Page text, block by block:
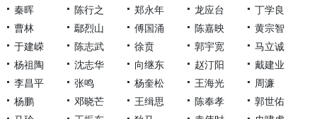
秦晖 陈行之 郑永年 龙应台
丁学良
曹林
鄢烈山 傅国涌 陈嘉映
黄宗智
于建嵘
陈志武 徐贲 郭宇宽
马立诚
杨祖陶
沈志华 向继东 赵汀阳
戴建业
李昌平
张鸣 杨奎松 王海光
周濂
杨鹏
邓晓芒 王缉思 陈奉孝
郭世佑